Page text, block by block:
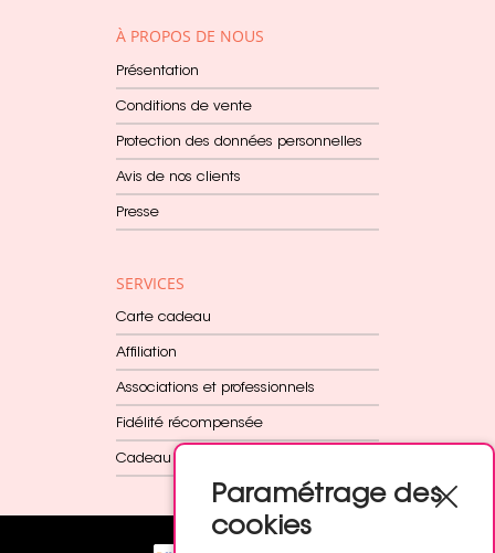
À PROPOS DE NOUS
Présentation
Conditions de vente
Protection des données personnelles
Avis de nos clients
Presse
SERVICES
Carte cadeau
Affiliation
Associations et professionnels
Fidélité récompensée
Cadeau dès 60€
Paramétrage des
cookies